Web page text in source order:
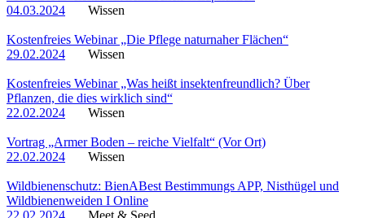
04.03.2024
Wissen
Kostenfreies Webinar „Die Pflege naturnaher Flächen“
29.02.2024
Wissen
Kostenfreies Webinar „Was heißt insektenfreundlich? Über
Pflanzen, die dies wirklich sind“
22.02.2024
Wissen
Vortrag „Armer Boden – reiche Vielfalt“ (Vor Ort)
22.02.2024
Wissen
Wildbienenschutz: BienABest Bestimmungs APP, Nisthügel und
Wildbienenweiden I Online
22.02.2024
Meet & Seed